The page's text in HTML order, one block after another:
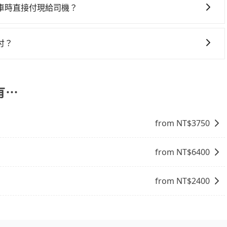
會無條件全額退款，讓乘客感到安心之餘，降低風險的同
直接付現給司機？
的服務，您可以在訂單成立後的14天內到超商櫃檯繳
？
⋯
from NT$3750
from NT$6400
from NT$2400